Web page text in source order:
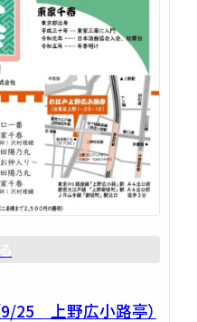
9/25 上野広小路亭）